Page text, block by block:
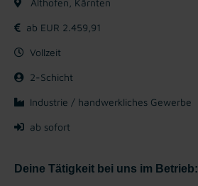
ab EUR 2.459,91
Vollzeit
2-Schicht
Industrie / handwerkliches Gewerbe
ab sofort
Deine Tätigkeit bei uns im Betrieb: